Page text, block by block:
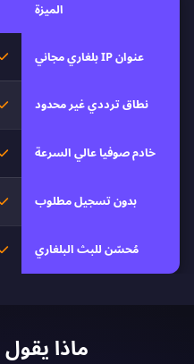
الميزة
عنوان IP بلغاري مجاني
نطاق ترددي غير محدود
خادم صوفيا عالي السرعة
بدون تسجيل مطلوب
مُحسّن للبث البلغاري
ماذا